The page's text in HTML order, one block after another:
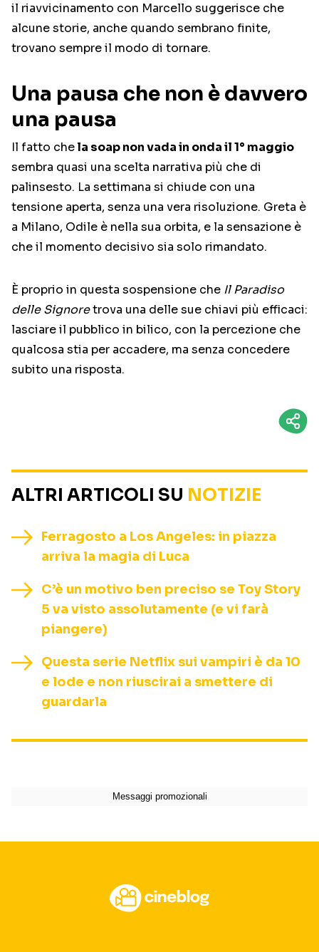
il riavvicinamento con Marcello suggerisce che
alcune storie, anche quando sembrano finite,
trovano sempre il modo di tornare.
Una pausa che non è davvero
una pausa
Il fatto chela soap non vada in onda il 1° maggio
sembra quasi una scelta narrativa più che di
palinsesto. La settimana si chiude con una
tensione aperta, senza una vera risoluzione. Greta è
a Milano, Odile è nella sua orbita, e la sensazione è
che il momento decisivo sia solo rimandato.
È proprio in questa sospensione che Il Paradiso
delle Signoretrova una delle sue chiavi più efficaci:
lasciare il pubblico in bilico, con la percezione che
qualcosa stia per accadere, ma senza concedere
subito una risposta.
ALTRI ARTICOLI SU NOTIZIE
Ferragosto a Los Angeles: in piazza
arriva la magia di Luca
C’è un motivo ben preciso se Toy Story
5 va visto assolutamente (e vi farà
piangere)
Questa serie Netflix sui vampiri è da 10
e lode e non riuscirai a smettere di
guardarla